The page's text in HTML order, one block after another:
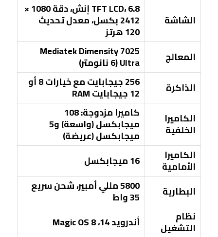
الشاشة
TFT LCD، 6.8 إنش، دقة 1080 ×
2412 بكسل، معدل تحديث
120 هرتز
المعالج
Mediatek Dimensity 7025
Ultra (6 نانومتر)
الذاكرة
256 جيجابايت مع خيارات 8 أو
12 جيجابايت RAM
الكاميرا
الخلفية
كاميرا مزدوجة: 108
ميجابكسل (واسعة) و5
ميجابكسل (عريضة)
الكاميرا
الأمامية
16 ميجابكسل
البطارية
5800 مللي أمبير، شحن سريع
35 واط
نظام
التشغيل
أندرويد 14، Magic OS 8